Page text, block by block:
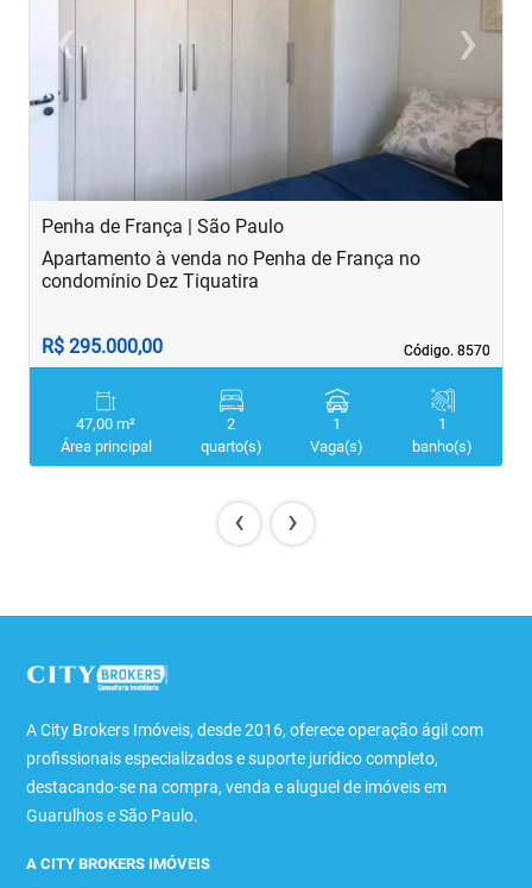
‹
Previous ›Next
Penha de França | São Paulo
Código. 8570
Código. 8570
Apartamento à venda no Penha de França no
condomínio Dez Tiquatira
R$ 295.000,00
47,00 m²
Área principal
2
quarto(s)
1
Vaga(s)
1
banho(s)
‹ ›
A City Brokers Imóveis, desde 2016, oferece operação ágil com
profissionais especializados e suporte jurídico completo,
destacando-se na compra, venda e aluguel de imóveis em
Guarulhos e São Paulo.
A CITY BROKERS IMÓVEIS